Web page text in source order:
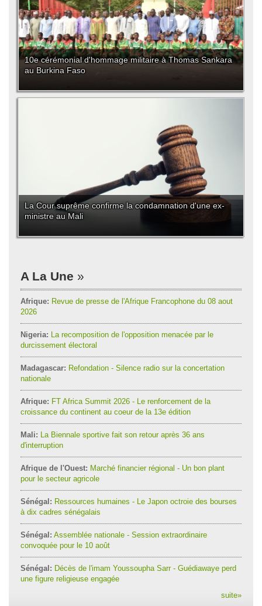
10e cérémonial d'hommage militaire à Thomas Sankara
au Burkina Faso
La Cour suprême confirme la condamnation d'une ex-
ministre au Mali
A La Une
Afrique: Revue de presse de l'Afrique Francophone du 08 aout
2026
Nigeria: La recomposition de l'opposition menacée par le
durcissement électoral
Madagascar: Refondation - Silence radio sur la concertation
nationale
Afrique: FT Africa Summit 2026 - Le renforcement de la
croissance du continent au coeur de la 13e édition
Mali: La Biennale sportive fait son retour après 36 ans
d'interruption
Afrique de l'Ouest: Marché financier régional - Un bon plant
pour le secteur agricole
Sénégal: Ressources humaines - Le Japon octroie des bourses
à dix cadres sénégalais
Sénégal: Assemblée nationale - Session extraordinaire
convoquée pour le 10 août
Sénégal: Décès de l'imam Youssoupha Sarr - Guédiawaye perd
une figure religieuse engagée
suite»